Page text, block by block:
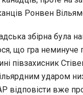
Ронвен
збірна була
що гра неминуче
півзахисник
ударом
відповісти вже